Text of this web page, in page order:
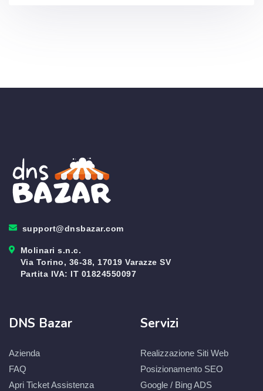
support@dnsbazar.com
Molinari s.n.c.
Via Torino, 36-38, 17019 Varazze SV
Partita IVA: IT 01824550097
DNS Bazar
Azienda
FAQ
Apri Ticket Assistenza
Servizi
Realizzazione Siti Web
Posizionamento SEO
Google / Bing ADS